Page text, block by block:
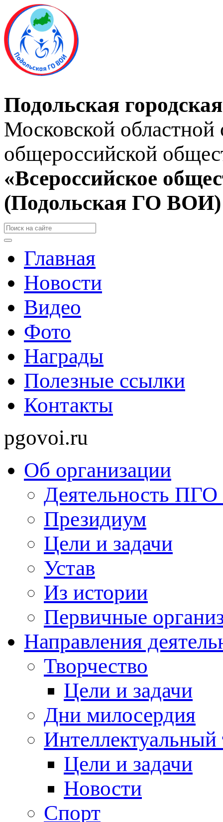
Подольская
Московской областной
общероссийской
«Всероссийское
(Подольская ГО ВОИ)
Главная
Новости
Видео
Фото
Награды
Полезные ссылки
Контакты
pgovoi.ru
Об организации
Деятельность
Президиум
Цели и задачи
Устав
Из истории
Первичные
Направления
Творчество
Цели и задачи
Дни милосердия
Интеллектуальный
Цели и задачи
Новости
Спорт